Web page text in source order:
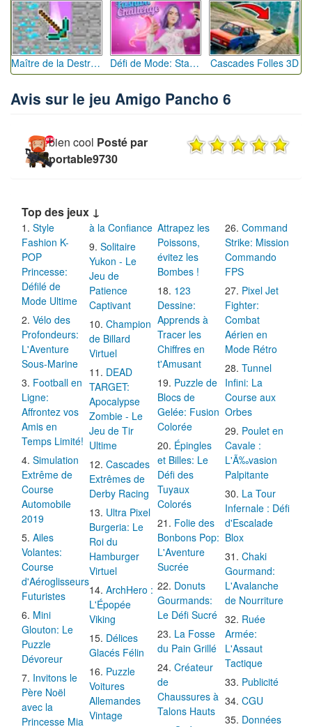
Maître de la Destruction: Fusion de Pioches Défi de Mode: Star du Podium Cascades Folles 3D
Avis sur le jeu Amigo Pancho 6
bien cool Posté par
portable9730
Top des jeux ↓
Style
Fashion K-
POP
Princesse:
Défilé de
Mode Ultime
Vélo des
Profondeurs:
L'Aventure
Sous-Marine
Football en
Ligne:
Affrontez vos
Amis en
Temps Limité!
Simulation
Extrême de
Course
Automobile
2019
Ailes
Volantes:
Course
d'Aéroglisseurs
Futuristes
Mini
Glouton: Le
Puzzle
Dévoreur
Invitons le
Père Noël
avec la
Princesse Mia
à la Confiance
Solitaire
Yukon - Le
Jeu de
Patience
Captivant
Champion
de Billard
Virtuel
DEAD
TARGET:
Apocalypse
Zombie - Le
Jeu de Tir
Ultime
Cascades
Extrêmes de
Derby Racing
Ultra Pixel
Burgeria: Le
Roi du
Hamburger
Virtuel
ArchHero :
L'Épopée
Viking
Délices
Glacés Félin
Puzzle
Voitures
Allemandes
Vintage
Attrapez les
Poissons,
évitez les
Bombes !
123
Dessine:
Apprends à
Tracer les
Chiffres en
t'Amusant
Puzzle de
Blocs de
Gelée: Fusion
Colorée
Épingles
et Billes: Le
Défi des
Tuyaux
Colorés
Folie des
Bonbons Pop:
L'Aventure
Sucrée
Donuts
Gourmands:
Le Défi Sucré
La Fosse
du Pain Grillé
Créateur
de
Chaussures à
Talons Hauts
Command
Strike: Mission
Commando
FPS
Pixel Jet
Fighter:
Combat
Aérien en
Mode Rétro
Tunnel
Infini: La
Course aux
Orbes
Poulet en
Cavale :
L'Ã‰vasion
Palpitante
La Tour
Infernale : Défi
d'Escalade
Blox
Chaki
Gourmand:
L'Avalanche
de Nourriture
Ruée
Armée:
L'Assaut
Tactique
Publicité
CGU
Données